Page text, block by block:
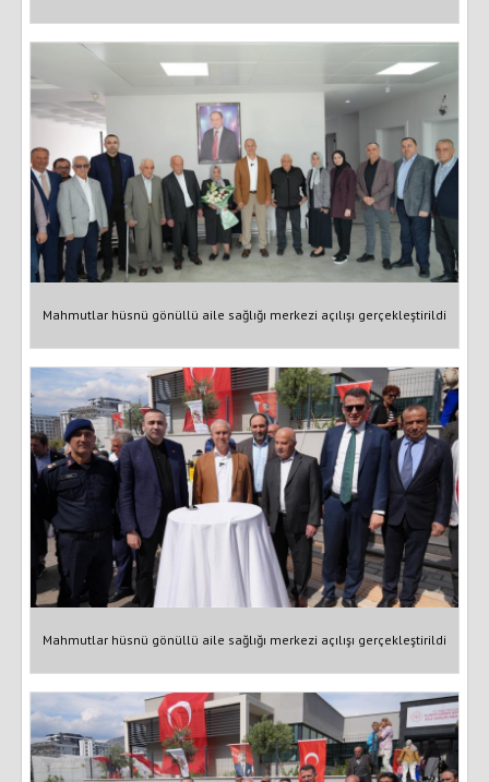
Mahmutlar hüsnü gönüllü aile sağlığı merkezi açılışı gerçekleştirildi
Mahmutlar hüsnü gönüllü aile sağlığı merkezi açılışı gerçekleştirildi